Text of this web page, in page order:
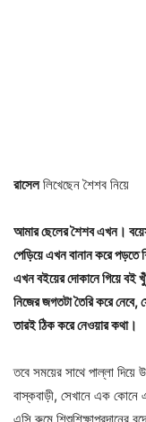
রাসেললিখেছেন শৈশব নিয়ে
আমার ছেলের শৈশব এখন। বয়েস
পেড়িয়ে এখন বানান করে
এখন বইয়ের দোকানে গিয়ে বই
নিজের জগতটা তৈরি করে নেবে,
তারই ঠিক করে নেওয়ার কথা।
তবে সময়ের সাথে পাল্লা
বাস্কবাড়ী, সেখানে এক